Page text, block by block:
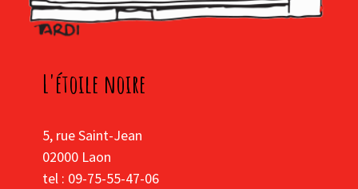
L'étoile noire
5, rue Saint-Jean
02000 Laon
tel : 09-75-55-47-06